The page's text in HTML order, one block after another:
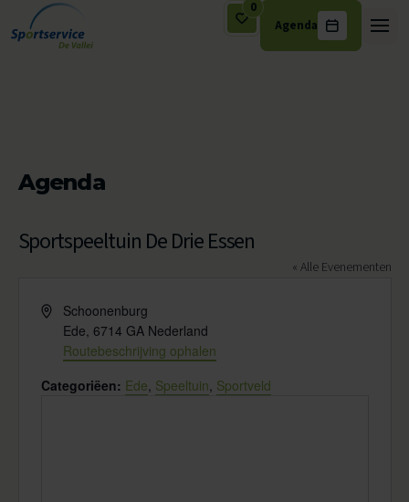
Ga naar de inhoud
0
Agenda
Agenda
Sportspeeltuin De Drie Essen
« Alle Evenementen
AdresSchoonenburg
Ede, 6714 GA Nederland
Routebeschrijving ophalen
Categoriëen: Ede, Speeltuin, Sportveld